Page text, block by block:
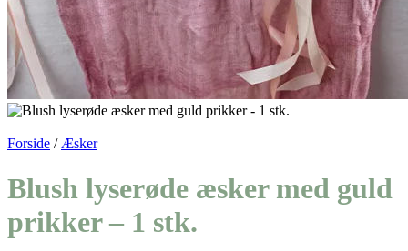
Forside / Æsker
Blush lyserøde æsker med guld
prikker – 1 stk.